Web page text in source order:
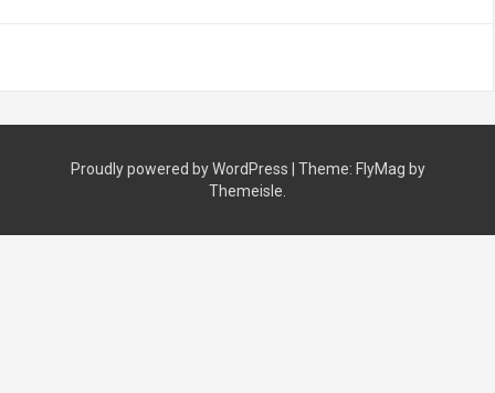
Proudly powered by WordPress Theme: FlyMag by
Themeisle.